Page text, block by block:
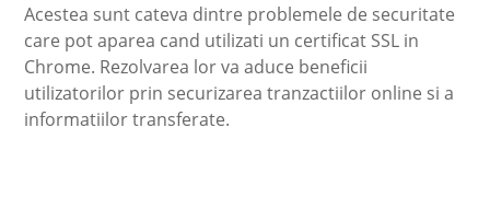
Acestea sunt cateva dintre problemele de securitate
care pot aparea cand utilizati un certificat SSL in
Chrome. Rezolvarea lor va aduce beneficii
utilizatorilor prin securizarea tranzactiilor online si a
informatiilor transferate.